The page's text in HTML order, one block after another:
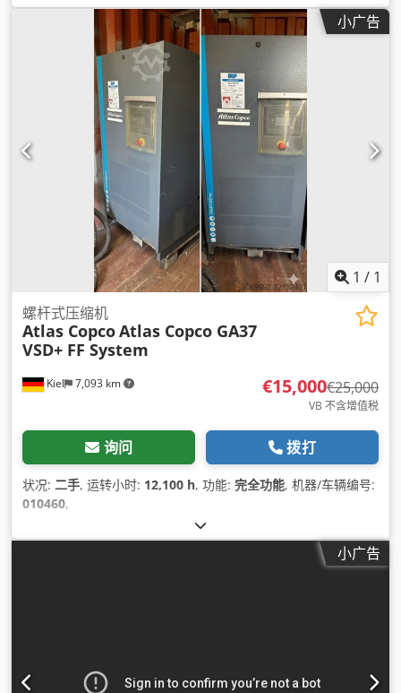
小广告
1 / 1
Kiel 7,093 km
螺杆式压缩机
Atlas CopcoAtlas Copco GA37
VSD+ FF System
€15,000€25,000
VB 不含增值税
询问 拨打
状况: 二手, 运转小时: 12,100 h, 功能: 完全功能, 机器/车辆编号:
010460,
小广告